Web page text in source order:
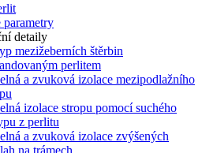
parametry
detaily
mezižeberních štěrbin
perlitem
a zvuková izolace mezipodlažního
izolace stropu pomocí suchého
z perlitu
a zvuková izolace zvýšených
na trámech